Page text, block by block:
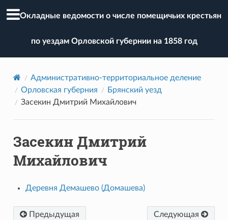
Окладные ведомости о числе помещичьих крестьян
по уездам Орловской губернии на 1858 год
Административно-территориальное деление
Орловская губерния
Брянский уезд
Засекин Дмитрий Михайлович
Засекин Дмитрий
Михайлович
Деревня Демашево (Домашева)
Предыдущая Следующая